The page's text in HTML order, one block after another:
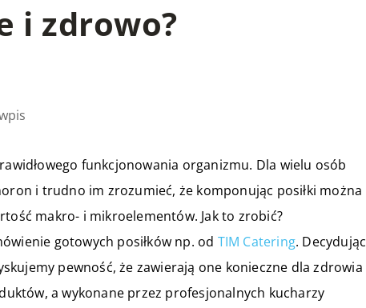
i zdrowo?
funkcjonowania organizmu. Dla wielu osób
i trudno im zrozumieć, że komponując posiłki można
makro- i mikroelementów. Jak to zrobić?
gotowych posiłków np. od TIM Catering. Decydując
pewność, że zawierają one konieczne dla zdrowia
a wykonane przez profesjonalnych kucharzy